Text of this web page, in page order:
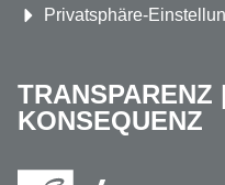
Privatsphäre-
TRANSPARENZ
KONSEQUENZ